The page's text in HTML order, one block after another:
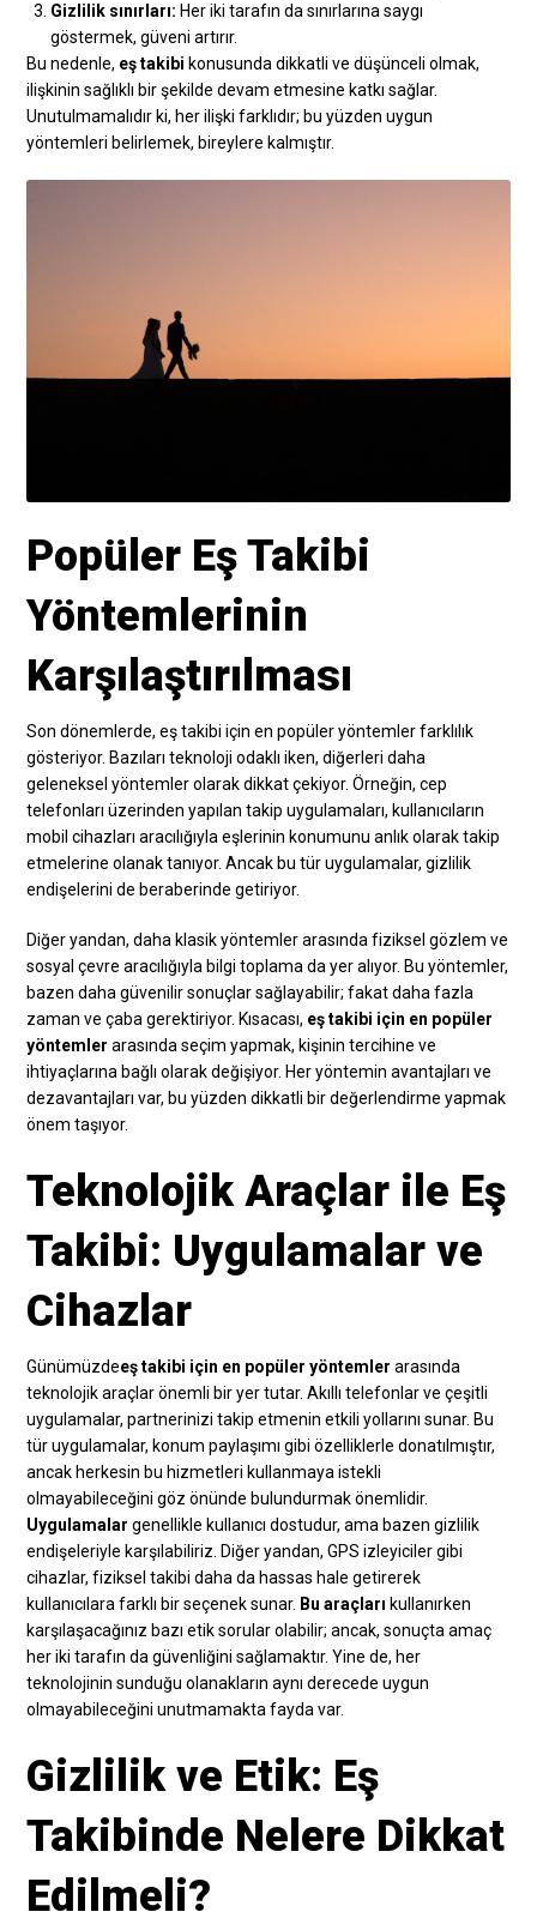
Gizlilik sınırları: Her iki tarafın da sınırlarına saygı
göstermek, güveni artırır.
Bu nedenle, eş takibi konusunda dikkatli ve düşünceli olmak,
ilişkinin sağlıklı bir şekilde devam etmesine katkı sağlar.
Unutulmamalıdır ki, her ilişki farklıdır; bu yüzden uygun
yöntemleri belirlemek, bireylere kalmıştır.
Popüler Eş Takibi
Yöntemlerinin
Karşılaştırılması
Son dönemlerde, eş takibi için en popüler yöntemler farklılık
gösteriyor. Bazıları teknoloji odaklı iken, diğerleri daha
geleneksel yöntemler olarak dikkat çekiyor. Örneğin, cep
telefonları üzerinden yapılan takip uygulamaları, kullanıcıların
mobil cihazları aracılığıyla eşlerinin konumunu anlık olarak takip
etmelerine olanak tanıyor. Ancak bu tür uygulamalar, gizlilik
endişelerini de beraberinde getiriyor.
Diğer yandan, daha klasik yöntemler arasında fiziksel gözlem ve
sosyal çevre aracılığıyla bilgi toplama da yer alıyor. Bu yöntemler,
bazen daha güvenilir sonuçlar sağlayabilir; fakat daha fazla
zaman ve çaba gerektiriyor. Kısacası, eş takibi için en popüler
yöntemler arasında seçim yapmak, kişinin tercihine ve
ihtiyaçlarına bağlı olarak değişiyor. Her yöntemin avantajları ve
dezavantajları var, bu yüzden dikkatli bir değerlendirme yapmak
önem taşıyor.
Teknolojik Araçlar ile Eş
Takibi: Uygulamalar ve
Cihazlar
Günümüzdeeş takibi için en popüler yöntemler arasında
teknolojik araçlar önemli bir yer tutar. Akıllı telefonlar ve çeşitli
uygulamalar, partnerinizi takip etmenin etkili yollarını sunar. Bu
tür uygulamalar, konum paylaşımı gibi özelliklerle donatılmıştır,
ancak herkesin bu hizmetleri kullanmaya istekli
olmayabileceğini göz önünde bulundurmak önemlidir.
Uygulamalar genellikle kullanıcı dostudur, ama bazen gizlilik
endişeleriyle karşılabiliriz. Diğer yandan, GPS izleyiciler gibi
cihazlar, fiziksel takibi daha da hassas hale getirerek
kullanıcılara farklı bir seçenek sunar. Bu araçları kullanırken
karşılaşacağınız bazı etik sorular olabilir; ancak, sonuçta amaç
her iki tarafın da güvenliğini sağlamaktır. Yine de, her
teknolojinin sunduğu olanakların aynı derecede uygun
olmayabileceğini unutmamakta fayda var.
Gizlilik ve Etik: Eş
Takibinde Nelere Dikkat
Edilmeli?